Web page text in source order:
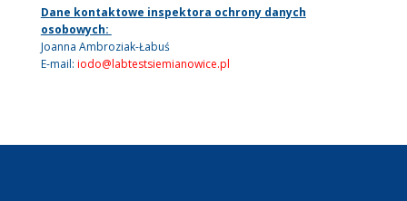
Dane kontaktowe inspektora ochrony danych
osobowych:
Joanna Ambroziak-Łabuś
E-mail: iodo@labtestsiemianowice.pl